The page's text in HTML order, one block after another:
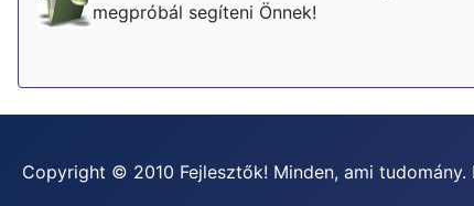
megpróbál segíteni Önnek!
Copyright © 2010 Fejlesztők! Minden, ami